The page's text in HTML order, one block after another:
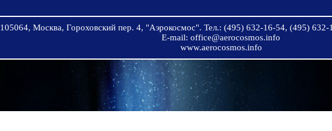
105064, Москва, Гороховский пер. 4, "Аэрокосмос". Тел.: (495) 632-16-54, (495)
E-mail: office@aerocosmos.info
www.aerocosmos.info